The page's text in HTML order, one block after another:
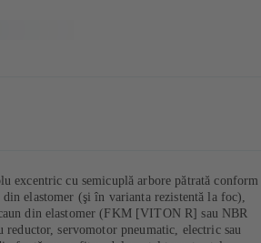
excentric cu semicuplă arbore pătrată conform
din elastomer (şi în varianta rezistentă la foc),
din elastomer (FKM [VITON R] sau NBR
servomotor pneumatic, electric sau